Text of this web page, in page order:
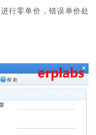
行零单价，错误单价处